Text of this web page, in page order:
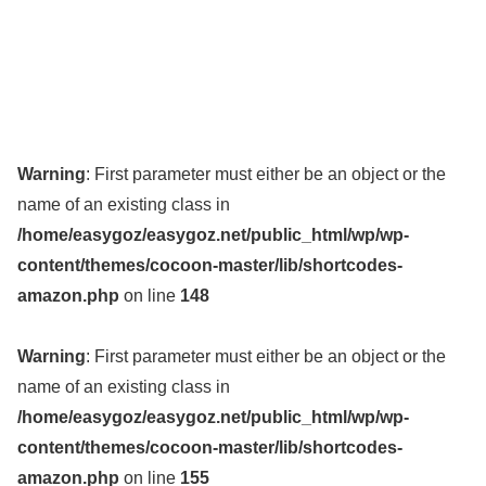
Warning: First parameter must either be an object or the
name of an existing class in
/home/easygoz/easygoz.net/public_html/wp/wp-
content/themes/cocoon-master/lib/shortcodes-
amazon.php on line 148
Warning: First parameter must either be an object or the
name of an existing class in
/home/easygoz/easygoz.net/public_html/wp/wp-
content/themes/cocoon-master/lib/shortcodes-
amazon.php on line 155